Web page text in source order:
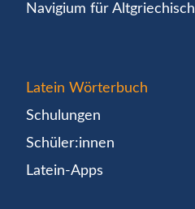
Navigium für Altgriechisch
Latein Wörterbuch
Schulungen
Schüler:innen
Latein-Apps